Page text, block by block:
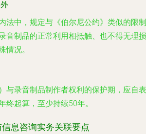
法中，规定与《伯尔尼公约》类似的限制
音制品的正常利用相抵触、也不得无理损
情况。
与录音制品制作者权利的保护期，应自表
终起算，至少持续50年。
息咨询实务关联要点